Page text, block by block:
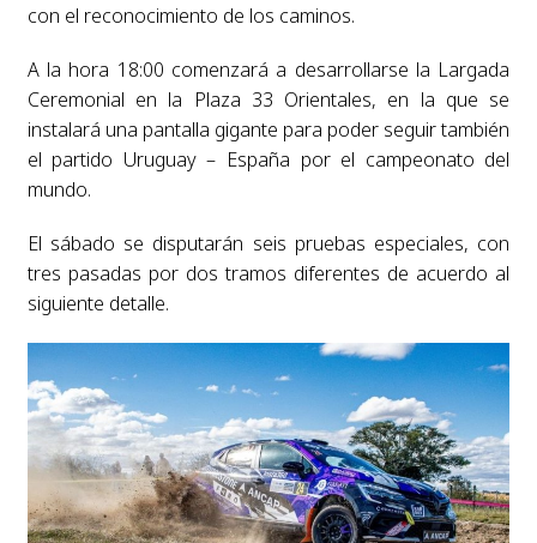
con el reconocimiento de los caminos.
A la hora 18:00 comenzará a desarrollarse la Largada
Ceremonial en la Plaza 33 Orientales, en la que se
instalará una pantalla gigante para poder seguir también
el partido Uruguay – España por el campeonato del
mundo.
El sábado se disputarán seis pruebas especiales, con
tres pasadas por dos tramos diferentes de acuerdo al
siguiente detalle.